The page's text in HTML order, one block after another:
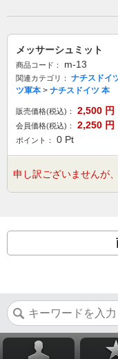
メッサーシュミット
商品コード： m-13
関連カテゴリ：
ナチスドイ
ツ軍本 > ナチスドイツ 本
販売価格(税込)： 2,500 円
会員価格(税込)： 2,250 円
ポイント： 0 Pt
申し訳ございませんが